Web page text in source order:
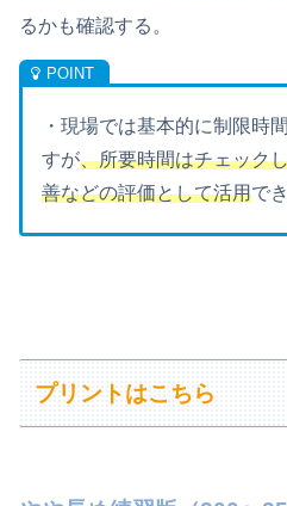
るかも確認する。
・現場では基本的に制限時
すが、所要時間はチェック
善などの評価として活用で
プリントはこちら